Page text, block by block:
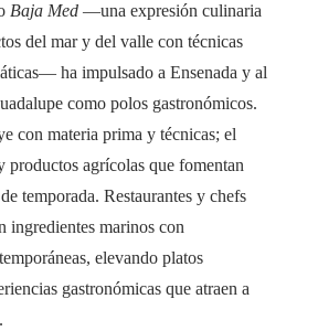
Baja Med —una expresión culinaria
del mar y del valle con técnicas
ha impulsado a Ensenada y al
como polos gastronómicos.
con materia prima y técnicas; el
productos agrícolas que fomentan
temporada. Restaurantes y chefs
ingredientes marinos con
elevando platos
gastronómicas que atraen a